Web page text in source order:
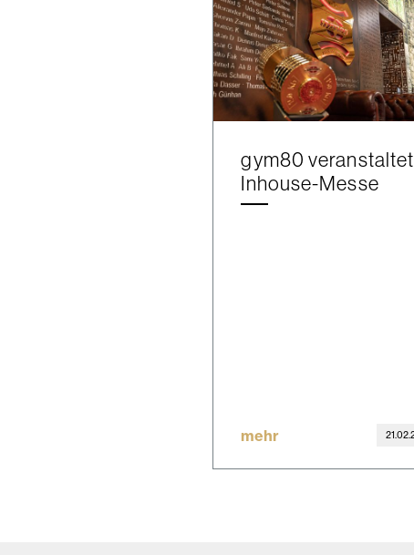
gym80 veranstaltet
Inhouse-Messe
mehr